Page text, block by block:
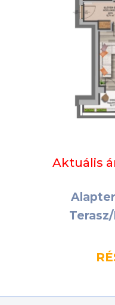
Aktuális